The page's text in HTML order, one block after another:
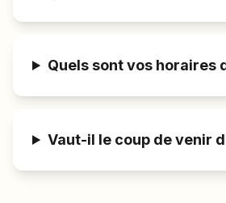
Quels sont vos horaires
Vaut-il le coup de venir